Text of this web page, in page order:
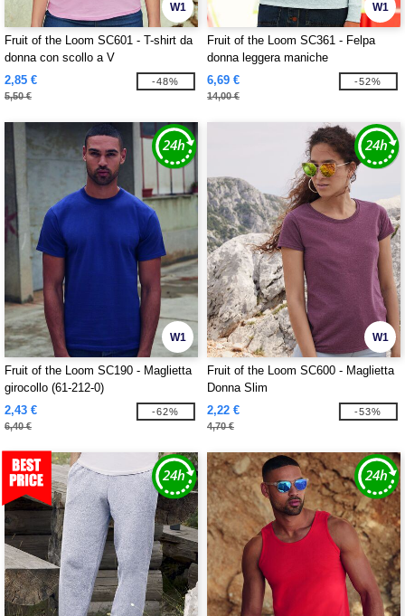
W1
Fruit of the Loom SC601 - T-shirt da
donna con scollo a V
2,85 €
5,50 €
-48%
W1
Fruit of the Loom SC361 - Felpa
donna leggera maniche
6,69 €
14,00 €
-52%
W1
Fruit of the Loom SC190 - Maglietta
girocollo (61-212-0)
2,43 €
6,40 €
-62%
W1
Fruit of the Loom SC600 - Maglietta
Donna Slim
2,22 €
4,70 €
-53%